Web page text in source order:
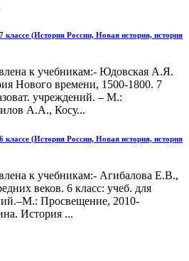
(История России, Новая история, история
к учебникам:- Юдовская А.Я.
Нового времени, 1500-1800. 7
учреждений. – М.:
А.А., Косу...
(История России, Новая история, история
к учебникам:- Агибалова Е.В.,
веков. 6 класс: учеб. для
Просвещение, 2010-
История ...